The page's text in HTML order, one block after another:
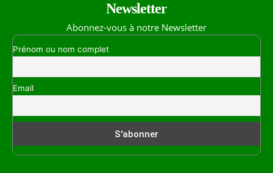
Newsletter
Abonnez-vous à notre Newsletter
Prénom ou nom complet
Email